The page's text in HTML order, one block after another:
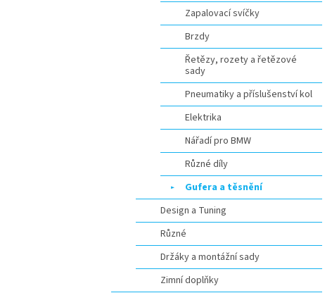
Zapalovací svíčky
Brzdy
Řetězy, rozety a řetězové
sady
Pneumatiky a příslušenství kol
Elektrika
Nářadí pro BMW
Různé díly
Gufera a těsnění
Design a Tuning
Různé
Držáky a montážní sady
Zimní doplňky